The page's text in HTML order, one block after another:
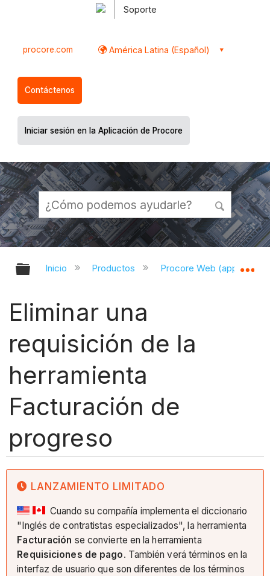
Soporte
procore.com América Latina (Español)
Contáctenos
Iniciar sesión en la Aplicación de Procore
Expandir/contraer jerarquía global
Inicio Productos Procore Web
Eliminar una
requisición de la
herramienta
Facturación de
progreso
LANZAMIENTO LIMITADO
Cuando su compañía implementa el diccionario
"Inglés de contratistas especializados", la herramienta
Facturación se convierte en la herramienta
Requisiciones de pago. También verá términos en la
interfaz de usuario que son diferentes de los términos